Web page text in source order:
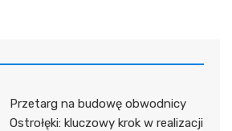
Przetarg na budowę obwodnicy
Ostrołęki: kluczowy krok w realizacji